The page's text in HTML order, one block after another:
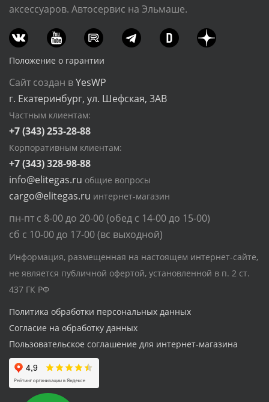
аксессуаров. Автосервис на Эльмаше.
Положение о гарантии
Сайт создан вYesWP
г. Екатеринбург, ул. Шефская, 3АВ
Частным клиентам:
+7 (343) 253-28-88
Корпоративным клиентам:
+7 (343) 328-98-88
info@elitegas.ru общие вопросы
cargo@elitegas.ru интернет-магазин
пн-пт с 8-00 до 20-00 (обед с 14-00 до 15-00)
сб с 10-00 до 17-00 (вс выходной)
Информация, размещенная на настоящем интернет-сайте,
не является публичной офертой, установленной в п. 2 ст.
437 ГК РФ
Политика обработки персональных данных
Согласие на обработку данных
Пользовательское соглашение для интернет-магазина